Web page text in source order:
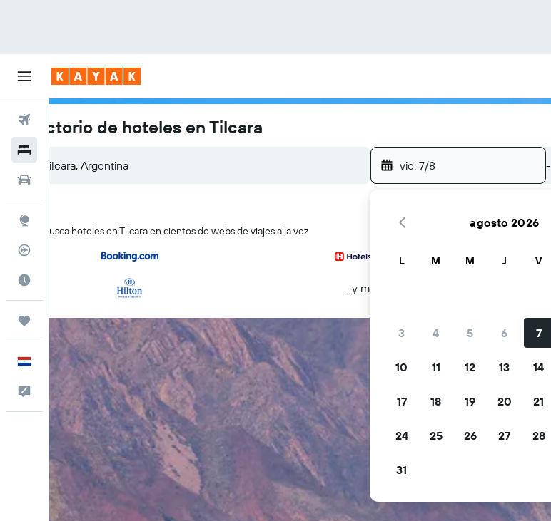
Vuelos
Trips
Español
Comentarios
Directorio de hoteles en Tilcara
vie. 7/8 -
KAYAK busca hoteles en Tilcara en cientos de webs de viajes a la vez
...y más
agosto 2026
L M M J V
3 4 5 6 7
10 11 12 13 14
17 18 19 20 21
24 25 26 27 28
31